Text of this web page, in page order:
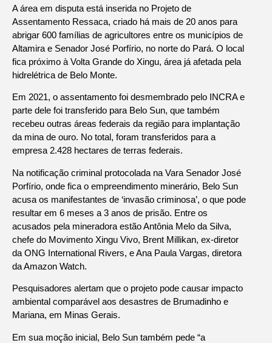
A área em disputa está inserida no Projeto de
Assentamento Ressaca, criado há mais de 20 anos para
abrigar 600 famílias de agricultores entre os municípios de
Altamira e Senador José Porfírio, no norte do Pará. O local
fica próximo à Volta Grande do Xingu, área já afetada pela
hidrelétrica de Belo Monte.
Em 2021, o assentamento foi desmembrado pelo INCRA e
parte dele foi transferido para Belo Sun, que também
recebeu outras áreas federais da região para implantação
da mina de ouro. No total, foram transferidos para a
empresa 2.428 hectares de terras federais.
Na notificação criminal protocolada na Vara Senador José
Porfírio, onde fica o empreendimento minerário, Belo Sun
acusa os manifestantes de ‘invasão criminosa’, o que pode
resultar em 6 meses a 3 anos de prisão. Entre os
acusados ​​pela mineradora estão Antônia Melo da Silva,
chefe do Movimento Xingu Vivo, Brent Millikan, ex-diretor
da ONG International Rivers, e Ana Paula Vargas, diretora
da Amazon Watch.
Pesquisadores alertam que o projeto pode causar impacto
ambiental comparável aos desastres de Brumadinho e
Mariana, em Minas Gerais.
Em sua moção inicial, Belo Sun também pede “a